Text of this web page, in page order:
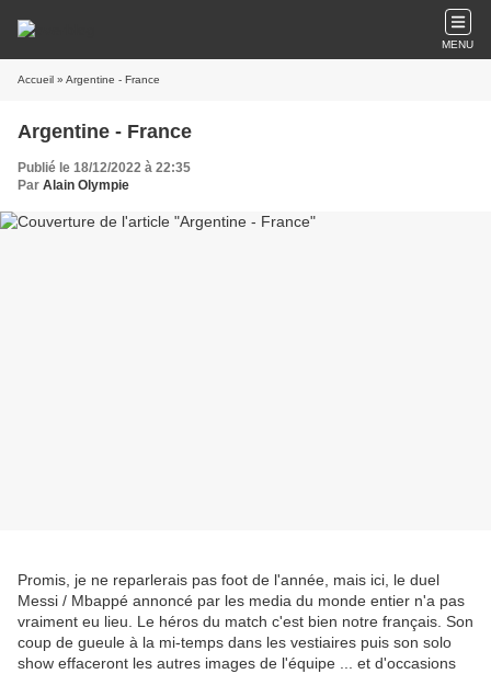
MENU
Accueil » Argentine - France
Argentine - France
Publié le 18/12/2022 à 22:35
Par Alain Olympie
Promis, je ne reparlerais pas foot de l'année, mais ici, le duel
Messi / Mbappé annoncé par les media du monde entier n'a pas
vraiment eu lieu. Le héros du match c'est bien notre français. Son
coup de gueule à la mi-temps dans les vestiaires puis son solo
show effaceront les autres images de l'équipe ... et d'occasions